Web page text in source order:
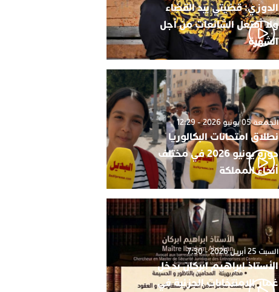
الدوزي: قضيتي بيد القضاء
ولا أفتعل الشائعات من أجل
الشهرة
الجمعة 05 يونيو 2026 - 12:29
نطلاق امتحانات البكالوريا
دورة يونيو 2026 في مختلف
أنحاء المملكة
السبت 25 أبريل 2026 - 7:30
الأستاذ ابراهيم ابركان يدخل
غمار الامنتخابات الجزئية في